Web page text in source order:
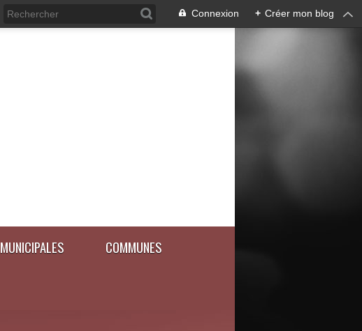
Connexion + Créer mon blog
MUNICIPALES COMMUNES